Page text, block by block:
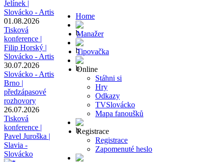
Jelínek |
Slovácko - Artis
01.08.2026
Tisková
konference |
Filip Horský |
Slovácko - Artis
30.07.2026
Slovácko - Artis
Brno |
předzápasové
rozhovory
26.07.2026
Tisková
konference |
Pavel Juroška |
Slavia -
Slovácko
Home
Manažer
Tipovačka
Online
Stáhni si
Hry
Odkazy
TVSlovácko
Mapa fanoušků
Registrace
Registrace
Zapomenuté heslo